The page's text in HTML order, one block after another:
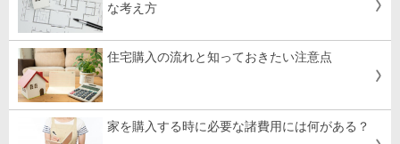
な考え方
住宅購入の流れと知っておきたい注意点
家を購入する時に必要な諸費用には何がある？